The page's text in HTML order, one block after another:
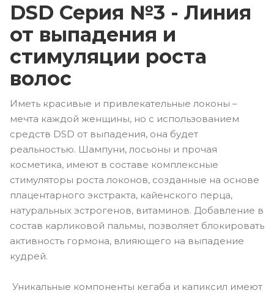
DSD Серия №3 - Линия
от выпадения и
стимуляции роста
волос
Иметь красивые и привлекательные локоны –
мечта каждой женщины, но с использованием
средств DSD от выпадения, она будет
реальностью. Шампуни, лосьоны и прочая
косметика, имеют в составе комплексные
стимуляторы роста локонов, созданные на основе
плацентарного экстракта, кайенского перца,
натуральных эстрогенов, витаминов. Добавление в
состав карликовой пальмы, позволяет блокировать
активность гормона, влияющего на выпадение
кудрей.
Уникальные компоненты кегаба и капиксил имеют